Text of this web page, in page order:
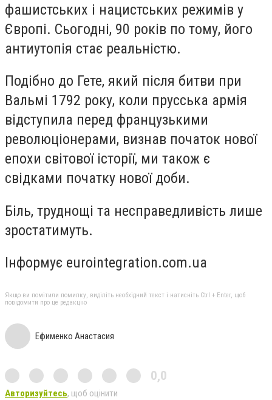
фашистських і нацистських режимів у
Європі. Сьогодні, 90 років по тому, його
антиутопія стає реальністю.
Подібно до Гете, який після битви при
Вальмі 1792 року, коли прусська армія
відступила перед французькими
революціонерами, визнав початок нової
епохи світової історії, ми також є
свідками початку нової доби.
Біль, труднощі та несправедливість лише
зростатимуть.
Інформує eurointegration.com.ua
Якщо ви помітили помилку, виділіть необхідний текст і натисніть Ctrl + Enter, щоб
повідомити про це редакцію
Ефименко Анастасия
0,0
Авторизуйтесь, щоб оцінити